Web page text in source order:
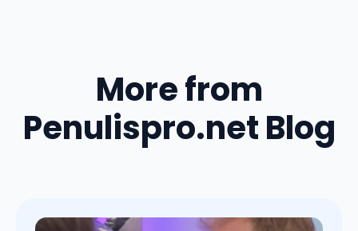
More from
Penulispro.net Blog